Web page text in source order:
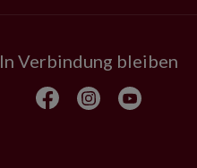
In Verbindung bleiben